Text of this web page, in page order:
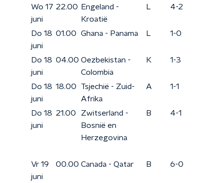
Wo 17
juni
22.00
Engeland -
Kroatië
L 4-2
Do 18
juni
01.00 Ghana - Panama L 1-0
Do 18
juni
04.00 Oezbekistan -
Colombia
K 1-3
Do 18
juni
18.00
Tsjechië - Zuid-
Afrika
A 1-1
Do 18
juni
21.00
Zwitserland -
Bosnië en
Herzegovina
B 4-1
Vr 19
juni
00.00 Canada - Qatar B 6-0